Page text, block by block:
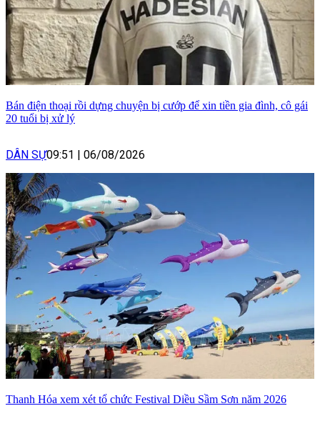
Bán điện thoại rồi dựng chuyện bị cướp để xin tiền gia đình, cô gái
20 tuổi bị xử lý
DÂN SỰ09:51 06/08/2026
Thanh Hóa xem xét tổ chức Festival Diều Sầm Sơn năm 2026